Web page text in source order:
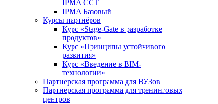
IPMA CCT
IPMA Базовый
Курсы партнёров
Курс «Stage-Gate в разработке
продуктов»
Курс «Принципы устойчивого
развития»
Курс «Введение в BIM-
технологии»
Партнерская программа для ВУЗов
Партнерская программа для тренинговых
центров